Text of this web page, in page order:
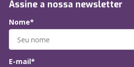
Assine a nossa newsletter
Nome*
E-mail*